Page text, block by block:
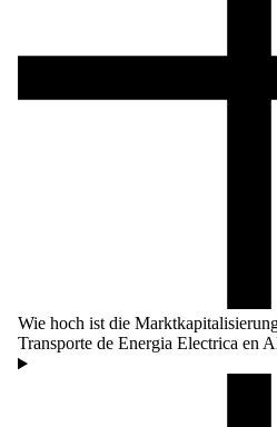
Wie hoch ist die
Transporte de Energia Electrica en